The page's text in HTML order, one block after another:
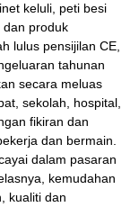
keluli, peti besi
dan produk
lulus pensijilan CE,
tahunan
secara meluas
sekolah, hospital,
fikiran dan
dan bermain.
dalam pasaran
kemudahan
kualiti dan